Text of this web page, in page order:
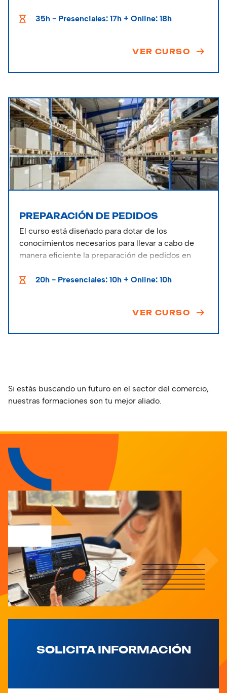
35h - Presenciales: 17h + Online: 18h
VER CURSO
PREPARACIÓN DE PEDIDOS
El curso está diseñado para dotar de los
conocimientos necesarios para llevar a cabo de
manera eficiente la preparación de pedidos en
20h - Presenciales: 10h + Online: 10h
VER CURSO
Si estás buscando un futuro en el sector del comercio,
nuestras formaciones son tu mejor aliado.
SOLICITA INFORMACIÓN